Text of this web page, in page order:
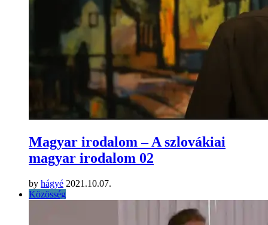
Magyar irodalom – A szlovákiai
magyar irodalom 02
by hágyé 2021.10.07.
Közösség